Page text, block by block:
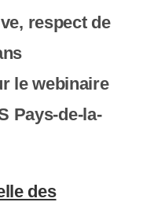
respect de
le webinaire
Pays-de-la-
des